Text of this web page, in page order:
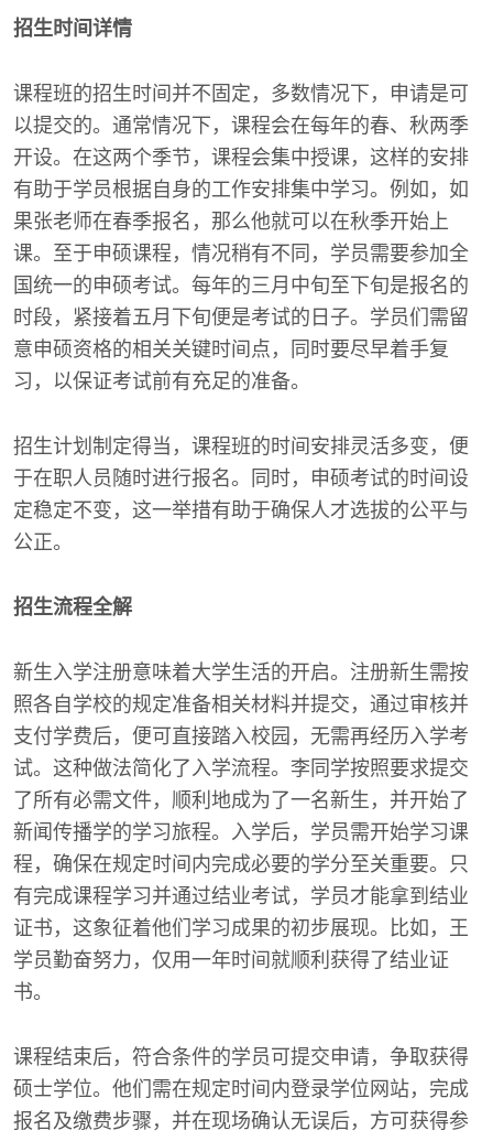
招生时间详情
课程班的招生时间并不固定，多数情况下，申请是可
以提交的。通常情况下，课程会在每年的春、秋两季
开设。在这两个季节，课程会集中授课，这样的安排
有助于学员根据自身的工作安排集中学习。例如，如
果张老师在春季报名，那么他就可以在秋季开始上
课。至于申硕课程，情况稍有不同，学员需要参加全
国统一的申硕考试。每年的三月中旬至下旬是报名的
时段，紧接着五月下旬便是考试的日子。学员们需留
意申硕资格的相关关键时间点，同时要尽早着手复
习，以保证考试前有充足的准备。
招生计划制定得当，课程班的时间安排灵活多变，便
于在职人员随时进行报名。同时，申硕考试的时间设
定稳定不变，这一举措有助于确保人才选拔的公平与
公正。
招生流程全解
新生入学注册意味着大学生活的开启。注册新生需按
照各自学校的规定准备相关材料并提交，通过审核并
支付学费后，便可直接踏入校园，无需再经历入学考
试。这种做法简化了入学流程。李同学按照要求提交
了所有必需文件，顺利地成为了一名新生，并开始了
新闻传播学的学习旅程。入学后，学员需开始学习课
程，确保在规定时间内完成必要的学分至关重要。只
有完成课程学习并通过结业考试，学员才能拿到结业
证书，这象征着他们学习成果的初步展现。比如，王
学员勤奋努力，仅用一年时间就顺利获得了结业证
书。
课程结束后，符合条件的学员可提交申请，争取获得
硕士学位。他们需在规定时间内登录学位网站，完成
报名及缴费步骤，并在现场确认无误后，方可获得参